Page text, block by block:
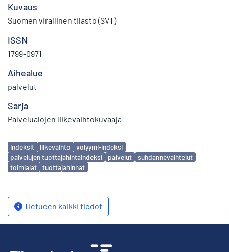
Kuvaus
Suomen virallinen tilasto (SVT)
ISSN
1799-0971
Aihealue
palvelut
Sarja
Palvelualojen liikevaihtokuvaaja
Avainsanat
indeksit liikevaihto
volyymi-indeksi
palvelujen tuottajahintaindeksi
palvelut
suhdannevaihtelut
toimialat
tuottajahinnat
Tietueen kaikki tiedot